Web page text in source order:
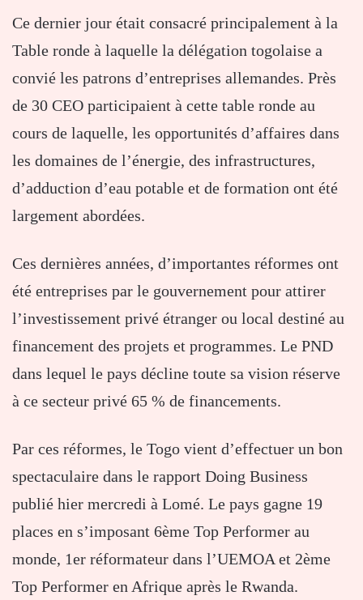
Ce dernier jour était consacré principalement à la
Table ronde à laquelle la délégation togolaise a
convié les patrons d’entreprises allemandes. Près
de 30 CEO participaient à cette table ronde au
cours de laquelle, les opportunités d’affaires dans
les domaines de l’énergie, des infrastructures,
d’adduction d’eau potable et de formation ont été
largement abordées.
Ces dernières années, d’importantes réformes ont
été entreprises par le gouvernement pour attirer
l’investissement privé étranger ou local destiné au
financement des projets et programmes. Le PND
dans lequel le pays décline toute sa vision réserve
à ce secteur privé 65 % de financements.
Par ces réformes, le Togo vient d’effectuer un bon
spectaculaire dans le rapport Doing Business
publié hier mercredi à Lomé. Le pays gagne 19
places en s’imposant 6ème Top Performer au
monde, 1er réformateur dans l’UEMOA et 2ème
Top Performer en Afrique après le Rwanda.